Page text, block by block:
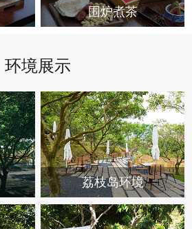
围炉煮茶
环境展示
荔枝岛环境